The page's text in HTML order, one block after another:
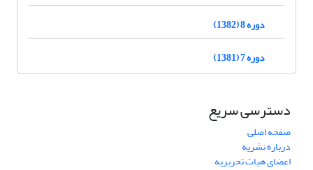
دوره 8 (1382)
دوره 7 (1381)
دسترسی سریع
صفحه اصلی
درباره نشریه
اعضای هیات تحریریه